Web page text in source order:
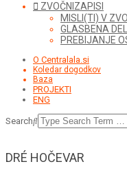
ZVOČNI ZAPISI
MISLI(TI) V
GLASBENA
PREBIJANJE
O Centralala.si
Koledar dogodkov
Baza
PROJEKTI
ENG
Search
DRÉ HOČEVAR